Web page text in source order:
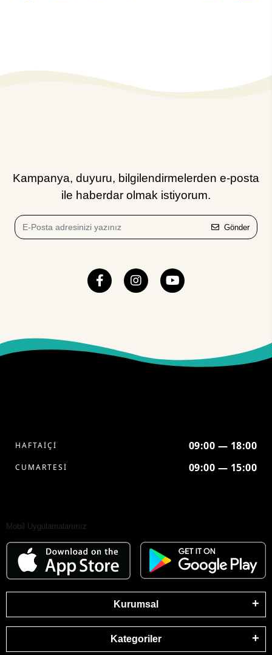
Kampanya, duyuru, bilgilendirmelerden e-posta
ile haberdar olmak istiyorum.
Gönder
HAFTAİÇİ 09:00 — 18:00
CUMARTESİ 09:00 — 15:00
Mobil Uygulamalarımız
Kurumsal
Kategoriler